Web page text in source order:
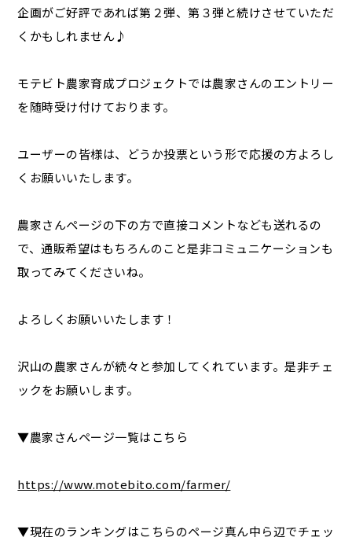
企画がご好評であれば第２弾、第３弾と続けさせていただ
くかもしれません♪
モテビト農家育成プロジェクトでは農家さんのエントリー
を随時受け付けております。
ユーザーの皆様は、どうか投票という形で応援の方よろし
くお願いいたします。
農家さんページの下の方で直接コメントなども送れるの
で、通販希望はもちろんのこと是非コミュニケーションも
取ってみてくださいね。
よろしくお願いいたします！
沢山の農家さんが続々と参加してくれています。是非チェ
ックをお願いします。
▼農家さんページ一覧はこちら
https://www.motebito.com/farmer/
▼現在のランキングはこちらのページ真ん中ら辺でチェッ